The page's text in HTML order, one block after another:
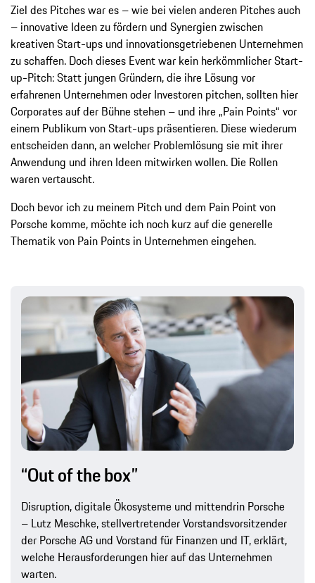
Ziel des Pitches war es – wie bei vielen anderen Pitches auch
– innovative Ideen zu fördern und Synergien zwischen
kreativen Start-ups und innovationsgetriebenen Unternehmen
zu schaffen. Doch dieses Event war kein herkömmlicher Start-
up-Pitch: Statt jungen Gründern, die ihre Lösung vor
erfahrenen Unternehmen oder Investoren pitchen, sollten hier
Corporates auf der Bühne stehen – und ihre „Pain Points“ vor
einem Publikum von Start-ups präsentieren. Diese wiederum
entscheiden dann, an welcher Problemlösung sie mit ihrer
Anwendung und ihren Ideen mitwirken wollen. Die Rollen
waren vertauscht.
Doch bevor ich zu meinem Pitch und dem Pain Point von
Porsche komme, möchte ich noch kurz auf die generelle
Thematik von Pain Points in Unternehmen eingehen.
“Out of the box”
Disruption, digitale Ökosysteme und mittendrin Porsche
– Lutz Meschke, stellvertretender Vorstandsvorsitzender
der Porsche AG und Vorstand für Finanzen und IT, erklärt,
welche Herausforderungen hier auf das Unternehmen
warten.